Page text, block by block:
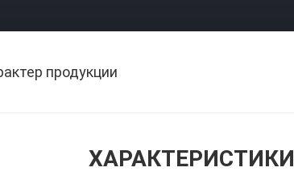
продукции
ХАРАКТЕРИСТИКИ